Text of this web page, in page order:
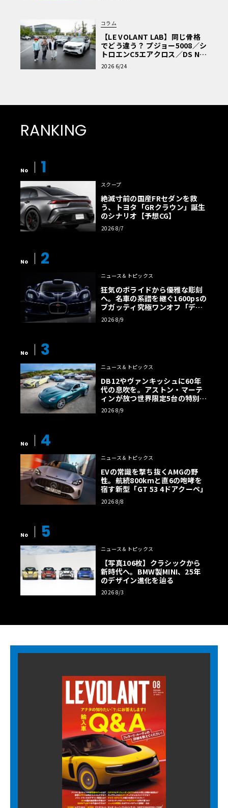
コラム
【LE VOLANT LAB】同じ骨格
でどう違う？ プジョー5008／シ
トロエンC5エアクロス／DS Nº4
読者一気乗りレポート
2026 6/24
RANKING
No 1
スクープ
絶滅寸前の国産FRセダンを救
う、トヨタ「GRクラウン」誕生
のシナリオ【予想CG】
2026 8/7
No 2
ニュース＆トピックス
狂気のボライドから優雅な彫刻
へ。名車の系譜を継ぐ1600psの
ブガッティ究極ワンオフ「デス
トリエ」
2026 8/9
No 3
ニュース＆トピックス
DB12やヴァンキッシュに60年
代の息吹を。アストン・マーテ
ィンが放つ世界限定5台の特別コ
レクション
2026 8/9
No 4
ニュース＆トピックス
EVの常識を撃ち抜くAMGの野
性。航続800kmと直6の咆哮を
宿す新型「GT 53 4ドアクーペ」
2026 8/8
No 5
ニュース＆トピックス
【写真106枚】クラシックから
新時代へ。BMW製MINI、25年
のデザイン進化を辿る
2026 8/3